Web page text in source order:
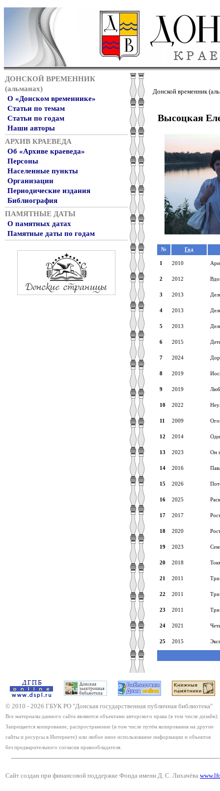
ДОНСКОЙ ВРЕМЕННИК
(альманах)
О «Донском временнике»
Статьи по темам
Статьи по годам
Наши авторы
АРХИВ КРАЕВЕДА
Об «Архиве краеведа»
Персоны
Населенные пункты
Организации
Периодические издания
Библиография
ПАМЯТНЫЕ ДАТЫ
О памятных датах
Памятные даты по годам
Донской временник
Высоцкая
№ Год
1 2010
2 2012
3 2013
4 2013
5 2013
6 2015
7 2024
8 2019
9 2019
10 2022
11 2009
12 2014
13 2023 Он
14 2016
15 2026
16 2025
17 2017
18 2020
19 2023
20 2018
21 2011 Три
22 2011 Три
23 2011 Три
24 2021
25 2015
© 2010 - 2026 ГБУК РО "Донская государственная публичная библиотека"
Все материалы данного сайта являются объектами авторского права (в том числе дизайн).
Запрещается копирование, распространение (в том числе путём копирования на другие
сайты и ресурсы в Интернете) или любое иное использование информации и объектов
без предварительного согласия правообладателя.
Сайт создан при финансовой поддержке Фонда имени Д. С. Лихачёва